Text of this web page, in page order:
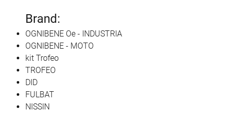
Brand:
OGNIBENE Oe - INDUSTRIA
OGNIBENE - MOTO
kit Trofeo
TROFEO
DID
FULBAT
NISSIN